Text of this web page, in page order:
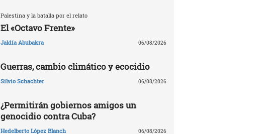
Palestina y la batalla por el relato
El «Octavo Frente»
Jaldía Abubakra 06/08/2026
Guerras, cambio climático y ecocidio
Silvio Schachter 06/08/2026
¿Permitirán gobiernos amigos un
genocidio contra Cuba?
Hedelberto López Blanch 06/08/2026